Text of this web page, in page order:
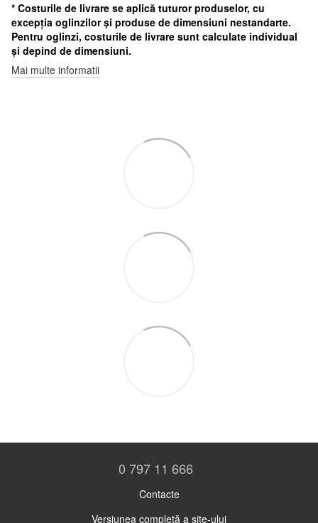
* Costurile de livrare se aplică tuturor produselor, cu
excepția oglinzilor și produse de dimensiuni nestandarte.
Pentru oglinzi, costurile de livrare sunt calculate individual
și depind de dimensiuni.
Mai multe informatii
0 797 11 666
Contacte
Versiunea completă a site-ului